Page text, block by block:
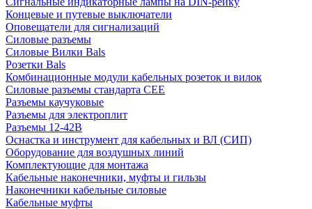
Концевые и путевые выключатели
Оповещатели для сигнализаций
Силовые разъемы
Силовые Вилки Bals
Розетки Bals
Комбинационные модули кабельных розеток и вилок
Силовые разъемы стандарта CEE
Разъемы каучуковые
Разъемы для электроплит
Разъемы 12-42В
Оснастка и инструмент для кабельных и ВЛ (СИП)
Оборудование для воздушных линий
Комплектующие для монтажа
Кабельные наконечники, муфты и гильзы
Наконечники кабельные силовые
Кабельные муфты